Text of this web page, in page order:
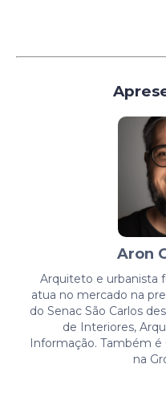
Aron
Arquiteto e urbanista
atua no mercado na
do Senac São Carlos
de Interiores,
Informação. Também
na